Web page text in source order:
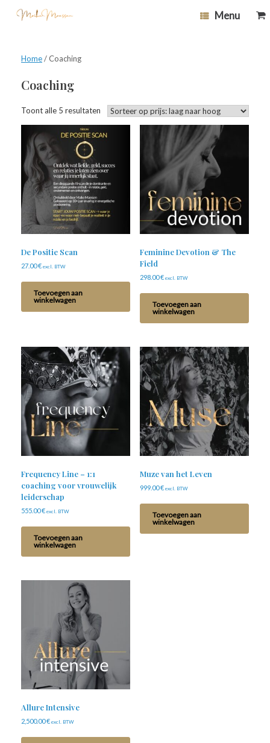
Menu
Home/ Coaching
Coaching
Toont alle 5 resultaten Gesorteerd
prijs:
hoog
De Positie Scan
27.00€ excl. BTW
Toevoegen aan
winkelwagen
Feminine Devotion & The
Field
298.00€ excl. BTW
Toevoegen aan
winkelwagen
Frequency Line – 1:1
coaching voor vrouwelijk
leiderschap
555.00€ excl. BTW
Toevoegen aan
winkelwagen
Muze van het Leven
999.00€ excl. BTW
Toevoegen aan
winkelwagen
Allure Intensive
2,500.00€ excl. BTW